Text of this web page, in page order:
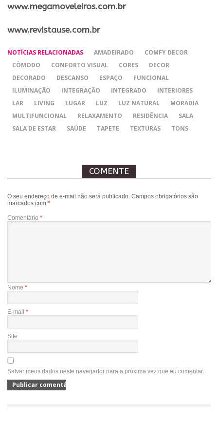
www.megamoveleiros.com.br
www.revistause.com.br
NOTÍCIAS RELACIONADAS AMADEIRADO
COMFY DECOR
CÔMODO
CONFORTO VISUAL CORES
DECOR
DECORADO
DESCANSO ESPAÇO
FUNCIONAL
ILUMINAÇÃO
INTEGRAÇÃO INTEGRADO
INTERIORES
LAR
LIVING LUGAR LUZ LUZ NATURAL
MORADIA
MULTIFUNCIONAL
RELAXAMENTO RESIDÊNCIA
SALA
SALA DE ESTAR
SAÚDE TAPETE TEXTURAS TONS
COMENTE
O seu endereço de e-mail não será publicado. Campos obrigatórios são
marcados com *
Comentário *
Nome *
E-mail *
Site
Salvar meus dados neste navegador para a próxima vez que eu comentar.